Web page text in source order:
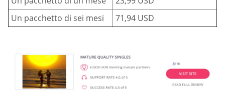
Un pacchetto di sei mesi
71,94 USD